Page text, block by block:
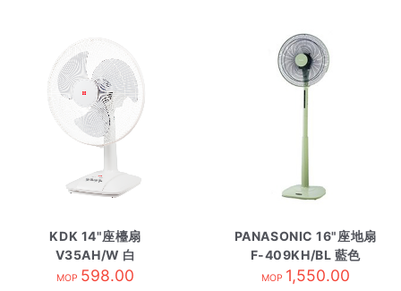
KDK 14"座檯扇
V35AH/W 白
MOP 598.00
PANASONIC 16"座地扇
F-409KH/BL 藍色
MOP 1,550.00